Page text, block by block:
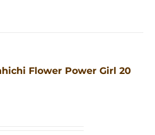
Flower Power Girl 20